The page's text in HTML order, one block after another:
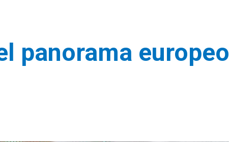
panorama europeo